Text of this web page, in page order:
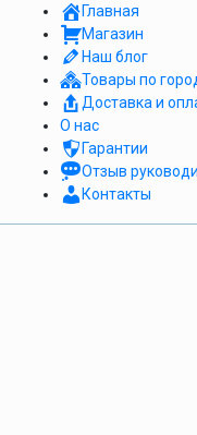
Главная
Магазин
Наш блог
Товары по
Доставка и
О нас
Гарантии
Отзыв
Контакты